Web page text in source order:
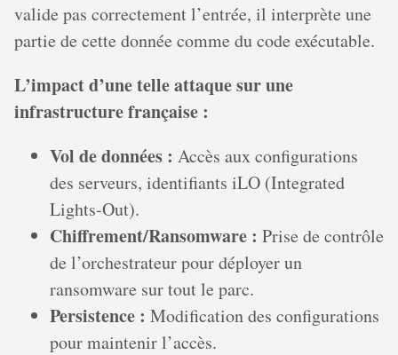
valide pas correctement l’entrée, il interprète une
partie de cette donnée comme du code exécutable.
L’impact d’une telle attaque sur une
infrastructure française :
Vol de données : Accès aux configurations
des serveurs, identifiants iLO (Integrated
Lights-Out).
Chiffrement/Ransomware : Prise de contrôle
de l’orchestrateur pour déployer un
ransomware sur tout le parc.
Persistence : Modification des configurations
pour maintenir l’accès.